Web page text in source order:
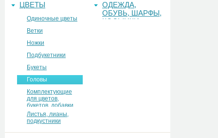
ЦВЕТЫ
Одиночные цветы
Ветки
Ножки
Подбукетники
Букеты
Головы
Комплектующие
для цветов,
букетов, добавки
Листья, лианы,
подкустники
ОДЕЖДА,
ОБУВЬ, ШАРФЫ,
КОСЫНКИ